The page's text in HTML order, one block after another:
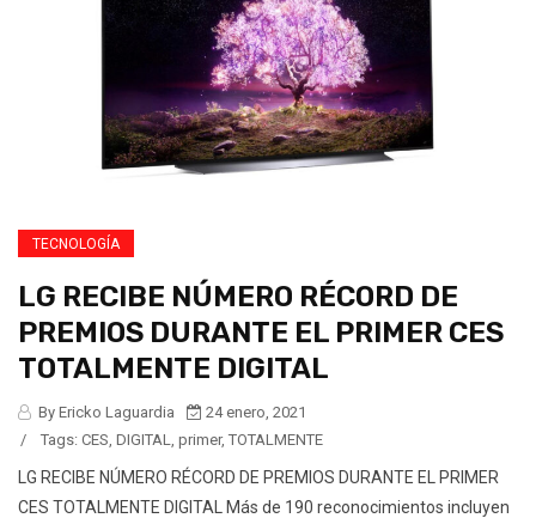
TECNOLOGÍA
LG RECIBE NÚMERO RÉCORD DE
PREMIOS DURANTE EL PRIMER CES
TOTALMENTE DIGITAL
By Ericko Laguardia
24 enero, 2021
/
Tags: CES DIGITAL primer, TOTALMENTE
LG RECIBE NÚMERO RÉCORD DE PREMIOS DURANTE EL PRIMER
CES TOTALMENTE DIGITAL Más de 190 reconocimientos incluyen